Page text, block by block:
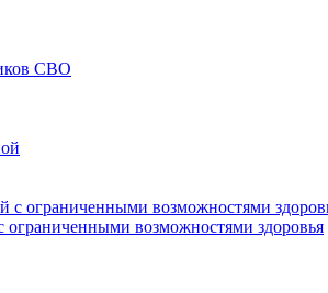
СВО
ограниченными возможностями здоровья